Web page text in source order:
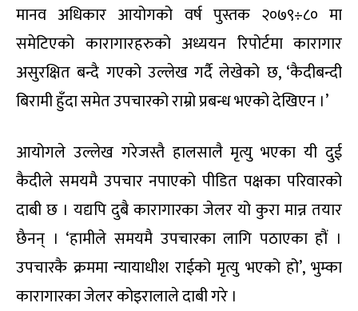
मानव अधिकार आयोगको वर्ष पुस्तक २०७९÷८० मा
समेटिएको कारागारहरुको अध्ययन रिपोर्टमा कारागार
असुरक्षित बन्दै गएको उल्लेख गर्दै लेखेको छ, ‘कैदीबन्दी
बिरामी हुँदा समेत उपचारको राम्रो प्रबन्ध भएको देखिएन ।’
आयोगले उल्लेख गरेजस्तै हालसालै मृत्यु भएका यी दुई
कैदीले समयमै उपचार नपाएको पीडित पक्षका परिवारको
दाबी छ । यद्यपि दुबै कारागारका जेलर यो कुरा मान्न तयार
छैनन् । ‘हामीले समयमै उपचारका लागि पठाएका हौं ।
उपचारकै क्रममा न्यायाधीश राईको मृत्यु भएको हो’, भुम्का
कारागारका जेलर कोइरालाले दाबी गरे ।